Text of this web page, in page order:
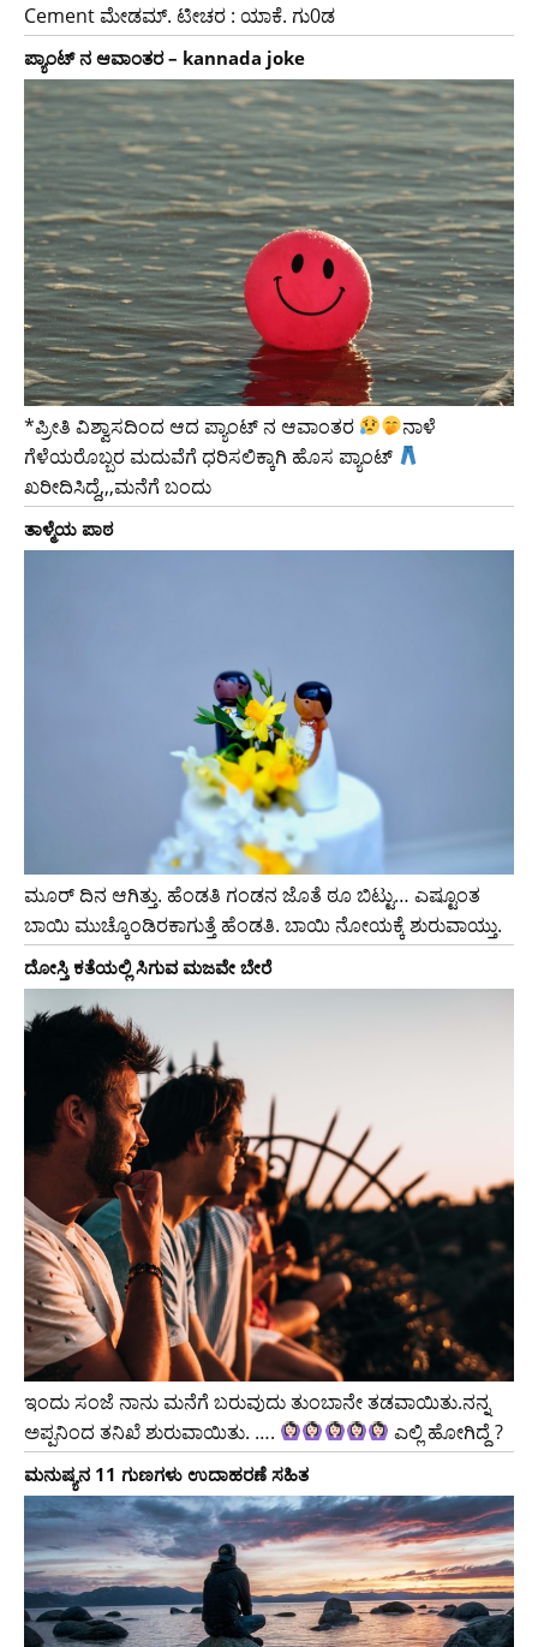
Cement ಮೇಡಮ್. ಟೀಚರ : ಯಾಕೆ. ಗು0ಡ
ಪ್ಯಾಂಟ್ ನ ಆವಾಂತರ – kannada joke
*ಪ್ರೀತಿ ವಿಶ್ವಾಸದಿಂದ ಆದ ಪ್ಯಾಂಟ್ ನ ಆವಾಂತರ
ನಾಳೆ
ಗೆಳೆಯರೊಬ್ಬರ ಮದುವೆಗೆ ಧರಿಸಲಿಕ್ಕಾಗಿ ಹೊಸ ಪ್ಯಾಂಟ್
ಖರೀದಿಸಿದ್ದೆ,,,ಮನೆಗೆ ಬಂದು
ತಾಳ್ಮೆಯ ಪಾಠ
ಮೂರ್ ದಿನ ಆಗಿತ್ತು. ಹೆಂಡತಿ ಗಂಡನ ಜೊತೆ ಠೂ ಬಿಟ್ಟು… ಎಷ್ಟೂಂತ
ಬಾಯಿ ಮುಚ್ಕೊಂಡಿರಕಾಗುತ್ತೆ ಹೆಂಡತಿ. ಬಾಯಿ ನೋಯಕ್ಕೆ ಶುರುವಾಯ್ತು.
ದೋಸ್ತಿ ಕತೆಯಲ್ಲಿ ಸಿಗುವ ಮಜವೇ ಬೇರೆ
ಇಂದು ಸಂಜೆ ನಾನು ಮನೆಗೆ ಬರುವುದು ತುಂಬಾನೇ ತಡವಾಯಿತು.ನನ್ನ
ಅಪ್ಪನಿಂದ ತನಿಖೆ ಶುರುವಾಯಿತು. ….
ಎಲ್ಲಿ ಹೋಗಿದ್ದೆ ?
ಮನುಷ್ಯನ 11 ಗುಣಗಳು ಉದಾಹರಣೆ ಸಹಿತ